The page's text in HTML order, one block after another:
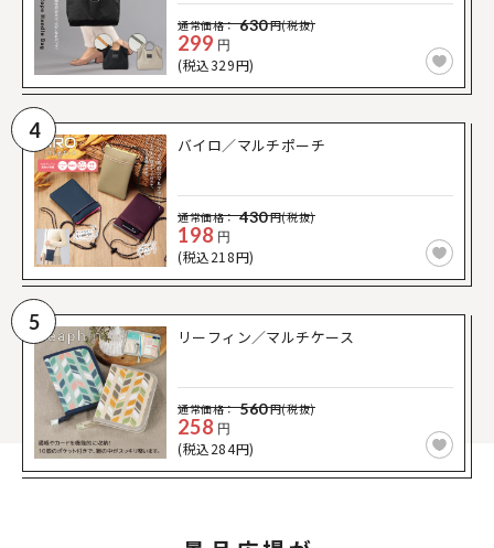
通常価格： 630円(税抜)
299 円
(税込329円)
4
バイロ／マルチポーチ
通常価格： 430円(税抜)
198 円
(税込218円)
5
リーフィン／マルチケース
通常価格： 560円(税抜)
258 円
(税込284円)